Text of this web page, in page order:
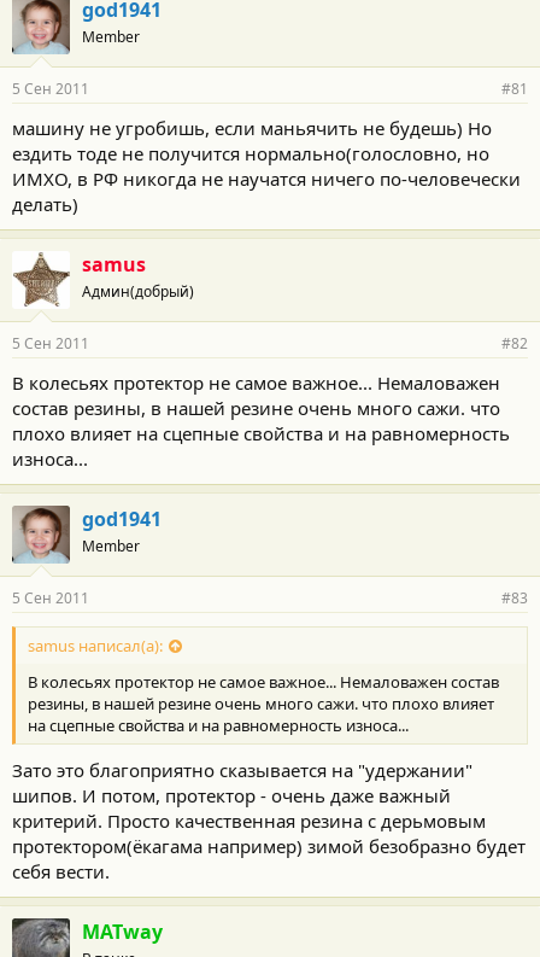
god1941
Member
5 Сен 2011 #81
машину не угробишь, если маньячить не будешь) Но
ездить тоде не получится нормально(голословно, но
ИМХО, в РФ никогда не научатся ничего по-человечески
делать)
samus
Админ(добрый)
5 Сен 2011 #82
В колесьях протектор не самое важное... Немаловажен
состав резины, в нашей резине очень много сажи. что
плохо влияет на сцепные свойства и на равномерность
износа...
god1941
Member
5 Сен 2011 #83
samus написал(а):
В колесьях протектор не самое важное... Немаловажен состав
резины, в нашей резине очень много сажи. что плохо влияет
на сцепные свойства и на равномерность износа...
Зато это благоприятно сказывается на "удержании"
шипов. И потом, протектор - очень даже важный
критерий. Просто качественная резина с дерьмовым
протектором(ёкагама например) зимой безобразно будет
себя вести.
MATway